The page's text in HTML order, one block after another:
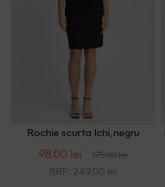
Rochie scurta Ichi, negru
98.00 lei 175.00 lei
RRP: 249.00 lei